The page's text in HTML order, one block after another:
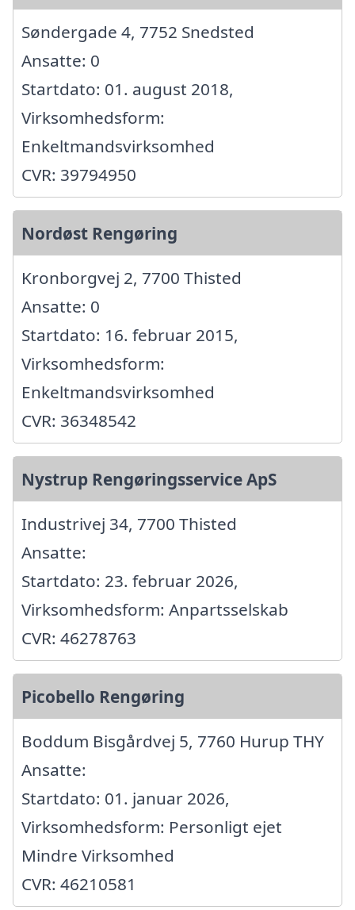
Søndergade 4, 7752 Snedsted
Ansatte: 0
Startdato: 01. august 2018,
Virksomhedsform:
Enkeltmandsvirksomhed
CVR: 39794950
Nordøst Rengøring
Kronborgvej 2, 7700 Thisted
Ansatte: 0
Startdato: 16. februar 2015,
Virksomhedsform:
Enkeltmandsvirksomhed
CVR: 36348542
Nystrup Rengøringsservice ApS
Industrivej 34, 7700 Thisted
Ansatte:
Startdato: 23. februar 2026,
Virksomhedsform: Anpartsselskab
CVR: 46278763
Picobello Rengøring
Boddum Bisgårdvej 5, 7760 Hurup THY
Ansatte:
Startdato: 01. januar 2026,
Virksomhedsform: Personligt ejet
Mindre Virksomhed
CVR: 46210581